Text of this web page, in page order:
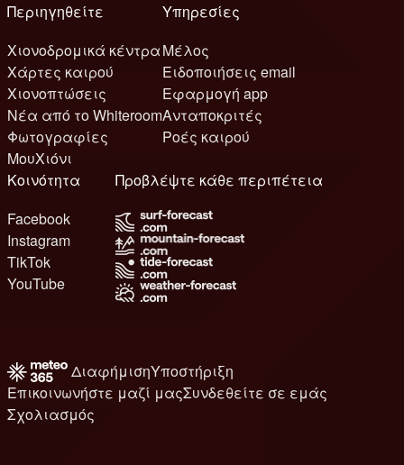
Περιηγηθείτε
Χιονοδρομικά κέντρα
Χάρτες καιρού
Χιονοπτώσεις
Νέα από το Whiteroom
Φωτογραφίες
ΜουΧιόνι
Υπηρεσίες
Μέλος
Ειδοποιήσεις email
Εφαρμογή app
Ανταποκριτές
Ροές καιρού
Κοινότητα
Facebook
Instagram
TikTok
YouTube
Προβλέψτε κάθε περιπέτεια
ΔιαφήμισηΥποστήριξη
Επικοινωνήστε μαζί μαςΣυνδεθείτε σε εμάς
Σχολιασμός